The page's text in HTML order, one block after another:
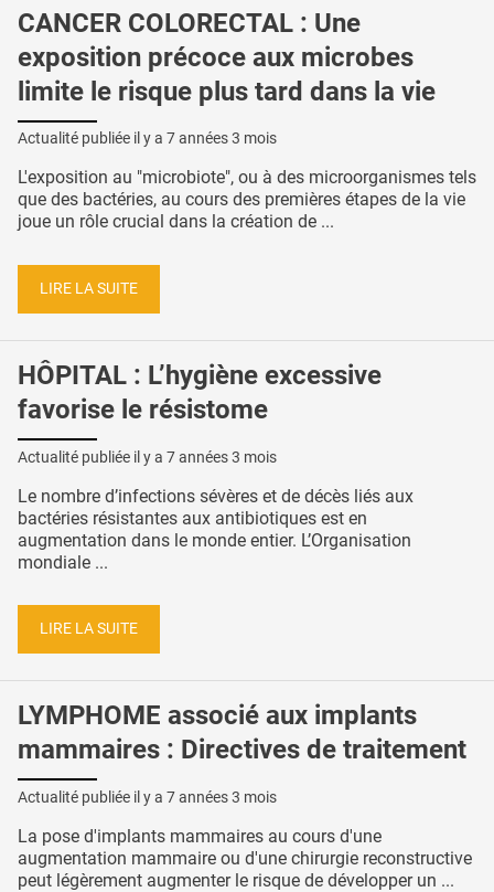
CANCER COLORECTAL : Une
exposition précoce aux microbes
limite le risque plus tard dans la vie
Actualité publiée il y a 7 années 3 mois
L'exposition au "microbiote", ou à des microorganismes tels
que des bactéries, au cours des premières étapes de la vie
joue un rôle crucial dans la création de ...
LIRE LA SUITE
HÔPITAL : L’hygiène excessive
favorise le résistome
Actualité publiée il y a 7 années 3 mois
Le nombre d’infections sévères et de décès liés aux
bactéries résistantes aux antibiotiques est en
augmentation dans le monde entier. L’Organisation
mondiale ...
LIRE LA SUITE
LYMPHOME associé aux implants
mammaires : Directives de traitement
Actualité publiée il y a 7 années 3 mois
La pose d'implants mammaires au cours d'une
augmentation mammaire ou d'une chirurgie reconstructive
peut légèrement augmenter le risque de développer un ...